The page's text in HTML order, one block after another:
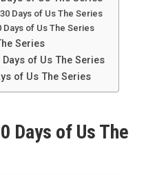
Days of Us The Series
Days of Us The Series
Series
of Us The Series
of Us The Series
Days of Us The